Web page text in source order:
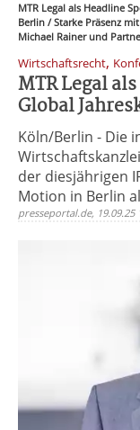
MTR Legal als Headline
Berlin / Starke Präsenz
Michael Rainer und
Wirtschaftsrecht,
MTR Legal
Global
Köln/Berlin - Die
der diesjährigen
Motion in Berlin
presseportal.de, 19.09.25